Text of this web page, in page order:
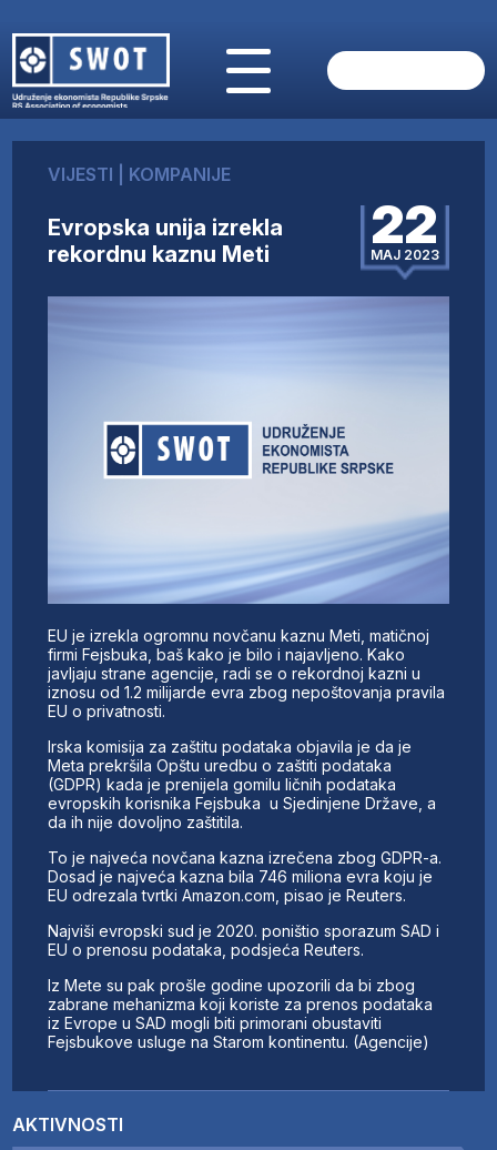
O NAMA
AKTUELNO
ANALIZE
FINANSIJE
UČLANI SE
AKTIVNOSTI
VIJESTI KOMPANIJE
Evropska unija izrekla
rekordnu kaznu Meti
22
MAJ 2023
EU je izrekla ogromnu novčanu kaznu Meti, matičnoj
firmi Fejsbuka, baš kako je bilo i najavljeno. Kako
javljaju strane agencije, radi se o rekordnoj kazni u
iznosu od 1.2 milijarde evra zbog nepoštovanja pravila
EU o privatnosti.
Irska komisija za zaštitu podataka objavila je da je
Meta prekršila Opštu uredbu o zaštiti podataka
(GDPR) kada je prenijela gomilu ličnih podataka
evropskih korisnika Fejsbuka u Sjedinjene Države, a
da ih nije dovoljno zaštitila.
To je najveća novčana kazna izrečena zbog GDPR-a.
Dosad je najveća kazna bila 746 miliona evra koju je
EU odrezala tvrtki Amazon.com, pisao je Reuters.
Najviši evropski sud je 2020. poništio sporazum SAD i
EU o prenosu podataka, podsjeća Reuters.
Iz Mete su pak prošle godine upozorili da bi zbog
zabrane mehanizma koji koriste za prenos podataka
iz Evrope u SAD mogli biti primorani obustaviti
Fejsbukove usluge na Starom kontinentu. (Agencije)